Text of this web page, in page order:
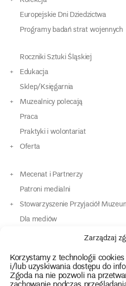
Zarządzaj
Korzystamy z technologii
i/lub uzyskiwania dostępu do
Zgoda na nie pozwoli na
Europejskie Dni Dziedzictwa
Programy badań strat wojennych
Roczniki Sztuki Śląskiej
Edukacja
Sklep/Księgarnia
Muzealnicy polecają
Praca
Praktyki i wolontariat
Oferta
Mecenat i Partnerzy
Patroni medialni
Stowarzyszenie Przyjaciół
Dla mediów
Dla osób o specjalnych potrzebach
Kontakt